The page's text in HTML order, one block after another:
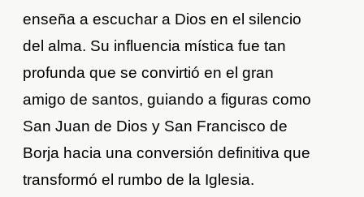
enseña a escuchar a Dios en el silencio
del alma. Su influencia mística fue tan
profunda que se convirtió en el gran
amigo de santos, guiando a figuras como
San Juan de Dios y San Francisco de
Borja hacia una conversión definitiva que
transformó el rumbo de la Iglesia.